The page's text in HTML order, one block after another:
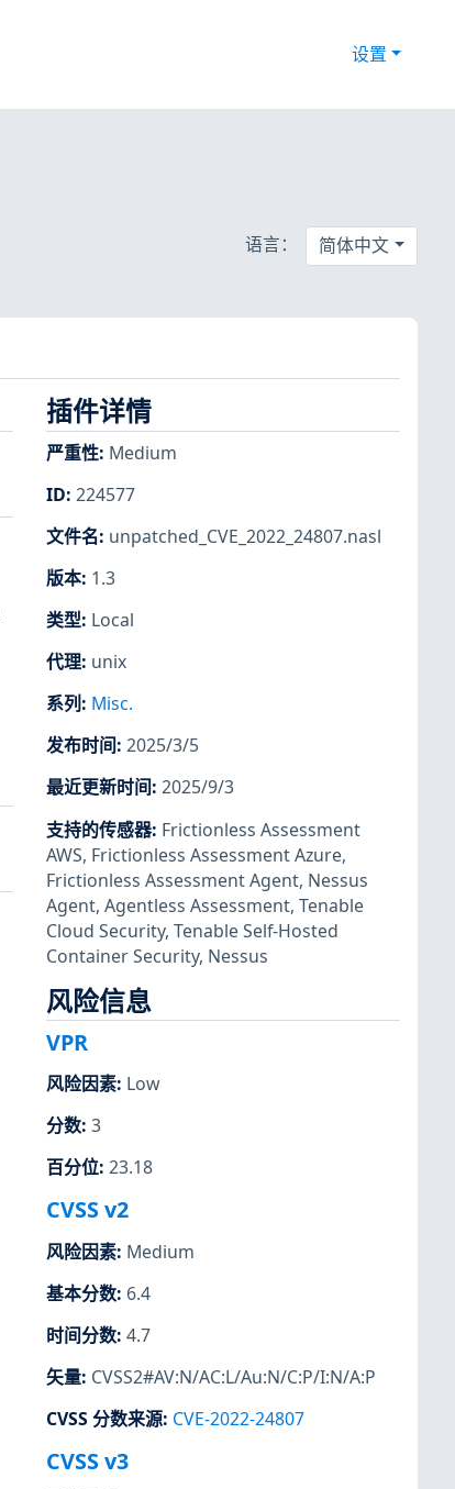
设置
语言： 简体中文
插件详情
严重性: Medium
ID: 224577
文件名: unpatched_CVE_2022_24807.nasl
版本: 1.3
类型: Local
代理: unix
系列 : Misc.
发布时间: 2025/3/5
最近更新时间: 2025/9/3
支持的传感器: Frictionless Assessment
AWS, Frictionless Assessment Azure,
Frictionless Assessment Agent, Nessus
Agent, Agentless Assessment, Tenable
Cloud Security, Tenable Self-Hosted
Container Security, Nessus
风险信息
VPR
风险因素: Low
分数: 3
百分位: 23.18
CVSS v2
风险因素: Medium
基本分数: 6.4
时间分数: 4.7
矢量: CVSS2#AV:N/AC:L/Au:N/C:P/I:N/A:P
CVSS 分数来源: CVE-2022-24807
CVSS v3